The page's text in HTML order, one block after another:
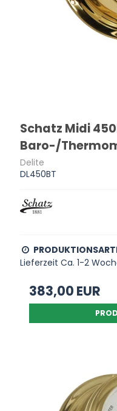
Schatz Midi
Baro-/
Delite
DL450BT
Lieferzeit Ca. 1-2
383,00 EUR